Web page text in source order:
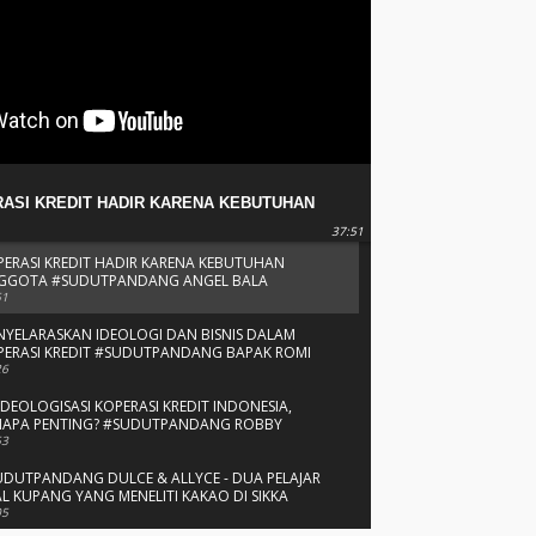
KREDIT HADIR KARENA KEBUTUHAN
37:51
KREDIT HADIR KARENA KEBUTUHAN
#SUDUTPANDANG ANGEL BALA
IDEOLOGI DAN BISNIS DALAM
KREDIT #SUDUTPANDANG BAPAK ROMI
FRANSU
KOPERASI KREDIT INDONESIA,
PENTING? #SUDUTPANDANG ROBBY
DULCE & ALLYCE - DUA PELAJAR
KUPANG YANG MENELITI KAKAO DI SIKKA